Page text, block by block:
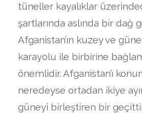
tüneller kayalıklar
şartlarında aslında bir dağ
Afganistan’ın kuzey ve
karayolu ile birbirine
önemlidir. Afganistan’ı
neredeyse ortadan ikiye
güneyi birleştiren bir